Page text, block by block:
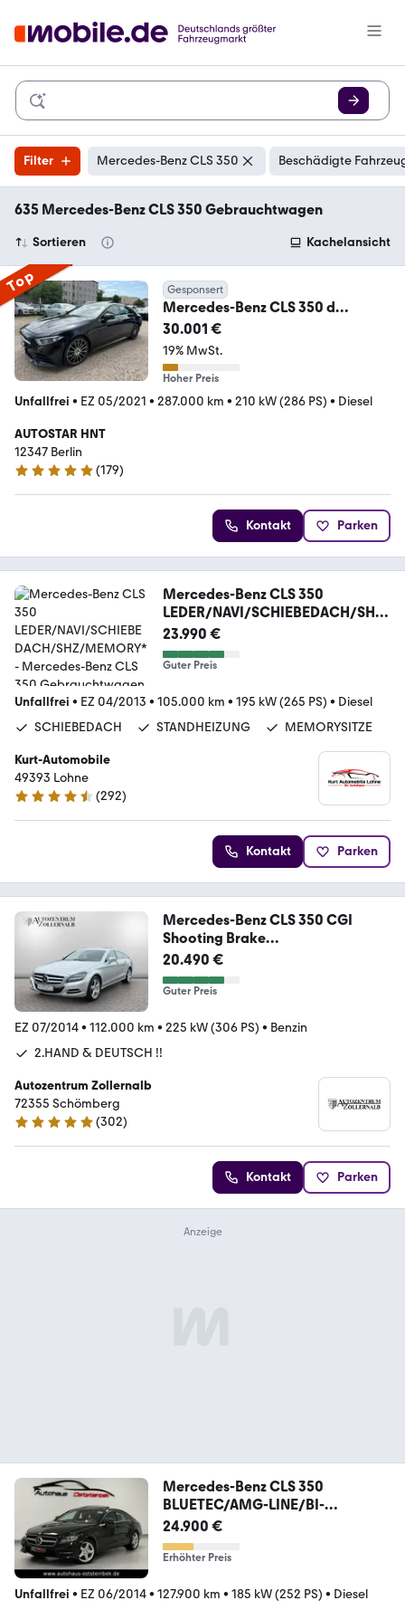
Filter Mercedes-Benz CLS 350 Beschädigte
635 Mercedes-Benz CLS 350 Gebrauchtwagen
Sortieren Kachelansicht
Top Gesponsert
Mercedes-Benz CLS 350 d
4MATIC AMG
Paket*Burmeister*Multibeam*
30.001 €
19% MwSt.
Hoher Preis
Unfallfrei • EZ 05/2021 • 287.000 km • 210 kW (286 PS) • Diesel
AUTOSTAR HNT
12347 Berlin
4.8 Sterne
(179)
Kontakt Parken
Mercedes-Benz CLS 350
LEDER/NAVI/SCHIEBEDACH/SHZ/
MEMORY*
23.990 €
Guter Preis
Unfallfrei • EZ 04/2013 • 105.000 km • 195 kW (265 PS) • Diesel
SCHIEBEDACH
STANDHEIZUNG MEMORYSITZE
Kurt-Automobile
49393 Lohne
4.6 Sterne
(292)
Kontakt Parken
Mercedes-Benz CLS 350 CGI
Shooting Brake
*2.HAND*DISTR*H&R*ILS
20.490 €
Guter Preis
EZ 07/2014• 112.000 km • 225 kW (306 PS) • Benzin
2.HAND & DEUTSCH !!
Autozentrum Zollernalb
72355 Schömberg
4.9 Sterne
(302)
Kontakt Parken
Mercedes-Benz CLS 350
BLUETEC/AMG-LINE/BI-
XEN/MEMORY/360°KAM/
24.900 €
Erhöhter Preis
Unfallfrei • EZ 06/2014• 127.900 km • 185 kW (252 PS) • Diesel